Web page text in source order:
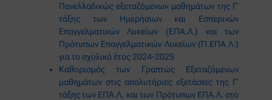
Πανελλαδικώς εξεταζόμενων μαθημάτων της Γ’
τάξης των Ημερήσιων και Εσπερινών
Επαγγελματικών Λυκείων (ΕΠΑ.Λ.) και των
Πρότυπων Επαγγελματικών Λυκείων (Π.ΕΠΑ.Λ.)
για το σχολικό έτος 2024-2025
Καθορισμός των Γραπτώς Εξεταζόμενων
μαθημάτων στις απολυτήριες εξετάσεις της Γ’
τάξης των ΕΠΑ.Λ. και των Πρότυπων ΕΠΑ.Λ. στο